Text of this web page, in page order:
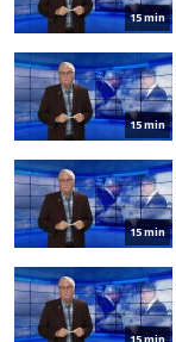
15 min
15 min
15 min